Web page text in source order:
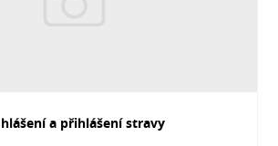
a přihlášení stravy